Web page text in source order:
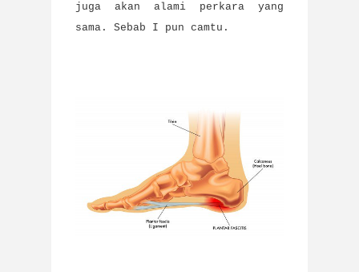
juga akan alami perkara yang
sama. Sebab I pun camtu.